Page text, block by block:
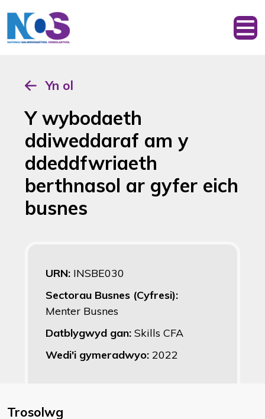
Yn ol
Y wybodaeth
ddiweddaraf am y
ddeddfwriaeth
berthnasol ar gyfer eich
busnes
URN: INSBE030
Sectorau Busnes (Cyfresi):
Menter Busnes
Datblygwyd gan: Skills CFA
Wedi'i gymeradwyo: 2022
Trosolwg